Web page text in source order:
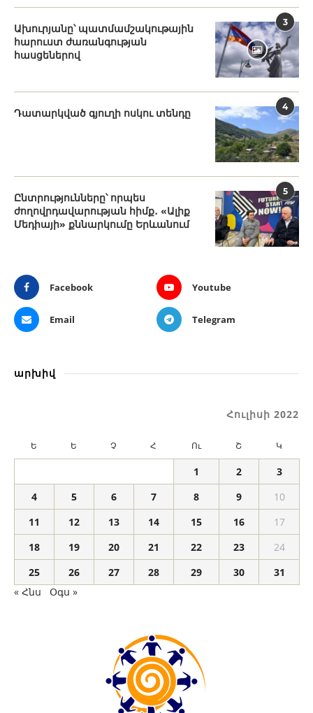
3
Ախուրյանը՝ պատմամշակութային
հարուստ ժառանգության
հասցեներով
4
Դատարկված գյուղի ոսկու տենդը
5
Ընտրությունները՝ որպես
ժողովրդավարության հիմք․ «Ալիք
Մեդիայի» քննարկումը Երևանում
Facebook Youtube
Email Telegram
արխիվ
Հուլիսի 2022
Ե Ե Չ Հ Ու Շ Կ
1 2
3
4
5 6 7 8 9
10
11
12 13 14 15 16
17
18
19 20 21 22 23
24
25
26 27 28 29 30
31
« Հնս
Օգս »